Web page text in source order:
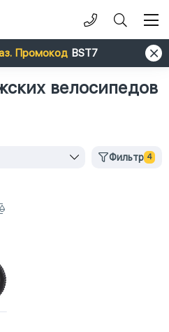
Промокод BST7
велосипедов
Фильтр 4